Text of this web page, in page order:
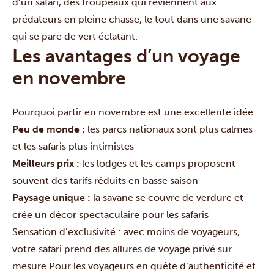
d’un safari, des troupeaux qui reviennent aux
prédateurs en pleine chasse, le tout dans une savane
qui se pare de vert éclatant.
Les avantages d’un voyage
en novembre
Pourquoi partir en novembre est une excellente idée :
Peu de monde : les parcs nationaux sont plus calmes
et les safaris plus intimistes
Meilleurs prix : les lodges et les camps proposent
souvent des tarifs réduits en basse saison
Paysage unique : la savane se couvre de verdure et
crée un décor spectaculaire pour les safaris
Sensation d’exclusivité : avec moins de voyageurs,
votre safari prend des allures de voyage privé sur
mesure Pour les voyageurs en quête d’authenticité et